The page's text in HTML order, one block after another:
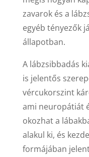
zavarok és a
egyéb tényezők
állapotban.
A lábzsibbadás
is jelentős
vércukorszint
ami neuropátiát
okozhat a
alakul ki, és
formájában